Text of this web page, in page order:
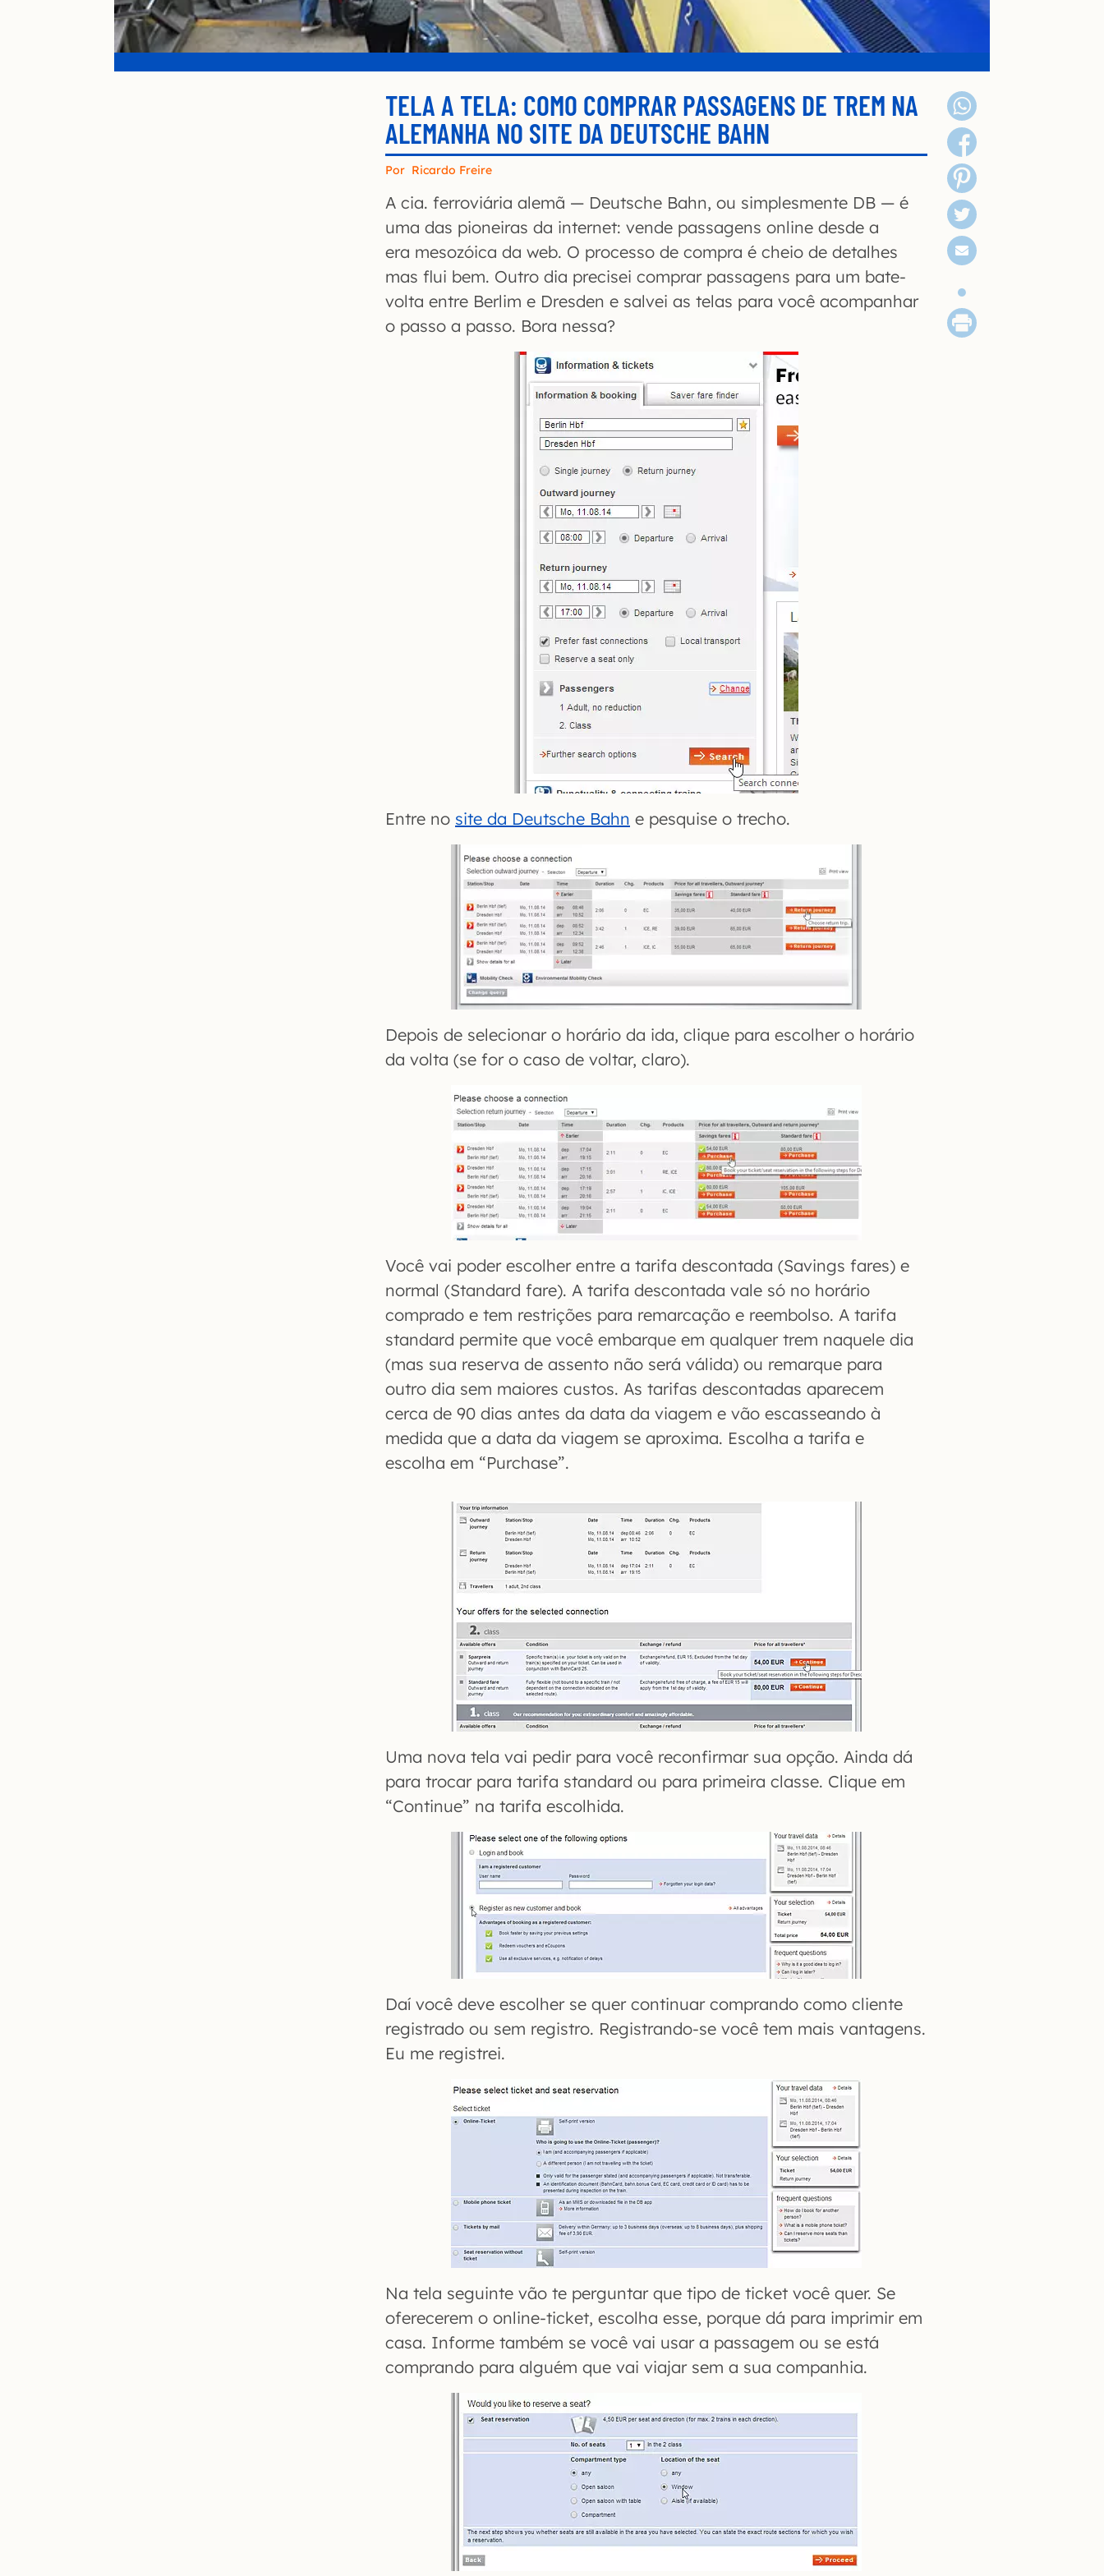
TELA A TELA: COMO COMPRAR PASSAGENS DE TREM NA
ALEMANHA NO SITE DA DEUTSCHE BAHN
Por Ricardo Freire
A cia. ferroviária alemã — Deutsche Bahn, ou simplesmente DB — é
uma das pioneiras da internet: vende passagens online desde a
era mesozóica da web. O processo de compra é cheio de detalhes
mas flui bem. Outro dia precisei comprar passagens para um bate-
volta entre Berlim e Dresden e salvei as telas para você acompanhar
o passo a passo. Bora nessa?
Entre no site da Deutsche Bahn e pesquise o trecho.
Depois de selecionar o horário da ida, clique para escolher o horário
da volta (se for o caso de voltar, claro).
Você vai poder escolher entre a tarifa descontada (Savings fares) e
normal (Standard fare). A tarifa descontada vale só no horário
comprado e tem restrições para remarcação e reembolso. A tarifa
standard permite que você embarque em qualquer trem naquele dia
(mas sua reserva de assento não será válida) ou remarque para
outro dia sem maiores custos. As tarifas descontadas aparecem
cerca de 90 dias antes da data da viagem e vão escasseando à
medida que a data da viagem se aproxima. Escolha a tarifa e
escolha em “Purchase”.
Uma nova tela vai pedir para você reconfirmar sua opção. Ainda dá
para trocar para tarifa standard ou para primeira classe. Clique em
“Continue” na tarifa escolhida.
Daí você deve escolher se quer continuar comprando como cliente
registrado ou sem registro. Registrando-se você tem mais vantagens.
Eu me registrei.
Na tela seguinte vão te perguntar que tipo de ticket você quer. Se
oferecerem o online-ticket, escolha esse, porque dá para imprimir em
casa. Informe também se você vai usar a passagem ou se está
comprando para alguém que vai viajar sem a sua companhia.